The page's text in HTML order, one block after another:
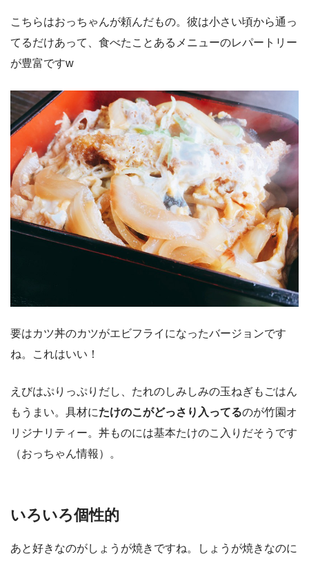
こちらはおっちゃんが頼んだもの。彼は小さい頃から通っ
てるだけあって、食べたことあるメニューのレパートリー
が豊富ですw
要はカツ丼のカツがエビフライになったバージョンです
ね。これはいい！
えびはぷりっぷりだし、たれのしみしみの玉ねぎもごはん
もうまい。具材にたけのこがどっさり入ってるのが竹園オ
リジナリティー。丼ものには基本たけのこ入りだそうです
（おっちゃん情報）。
いろいろ個性的
あと好きなのがしょうが焼きですね。しょうが焼きなのに